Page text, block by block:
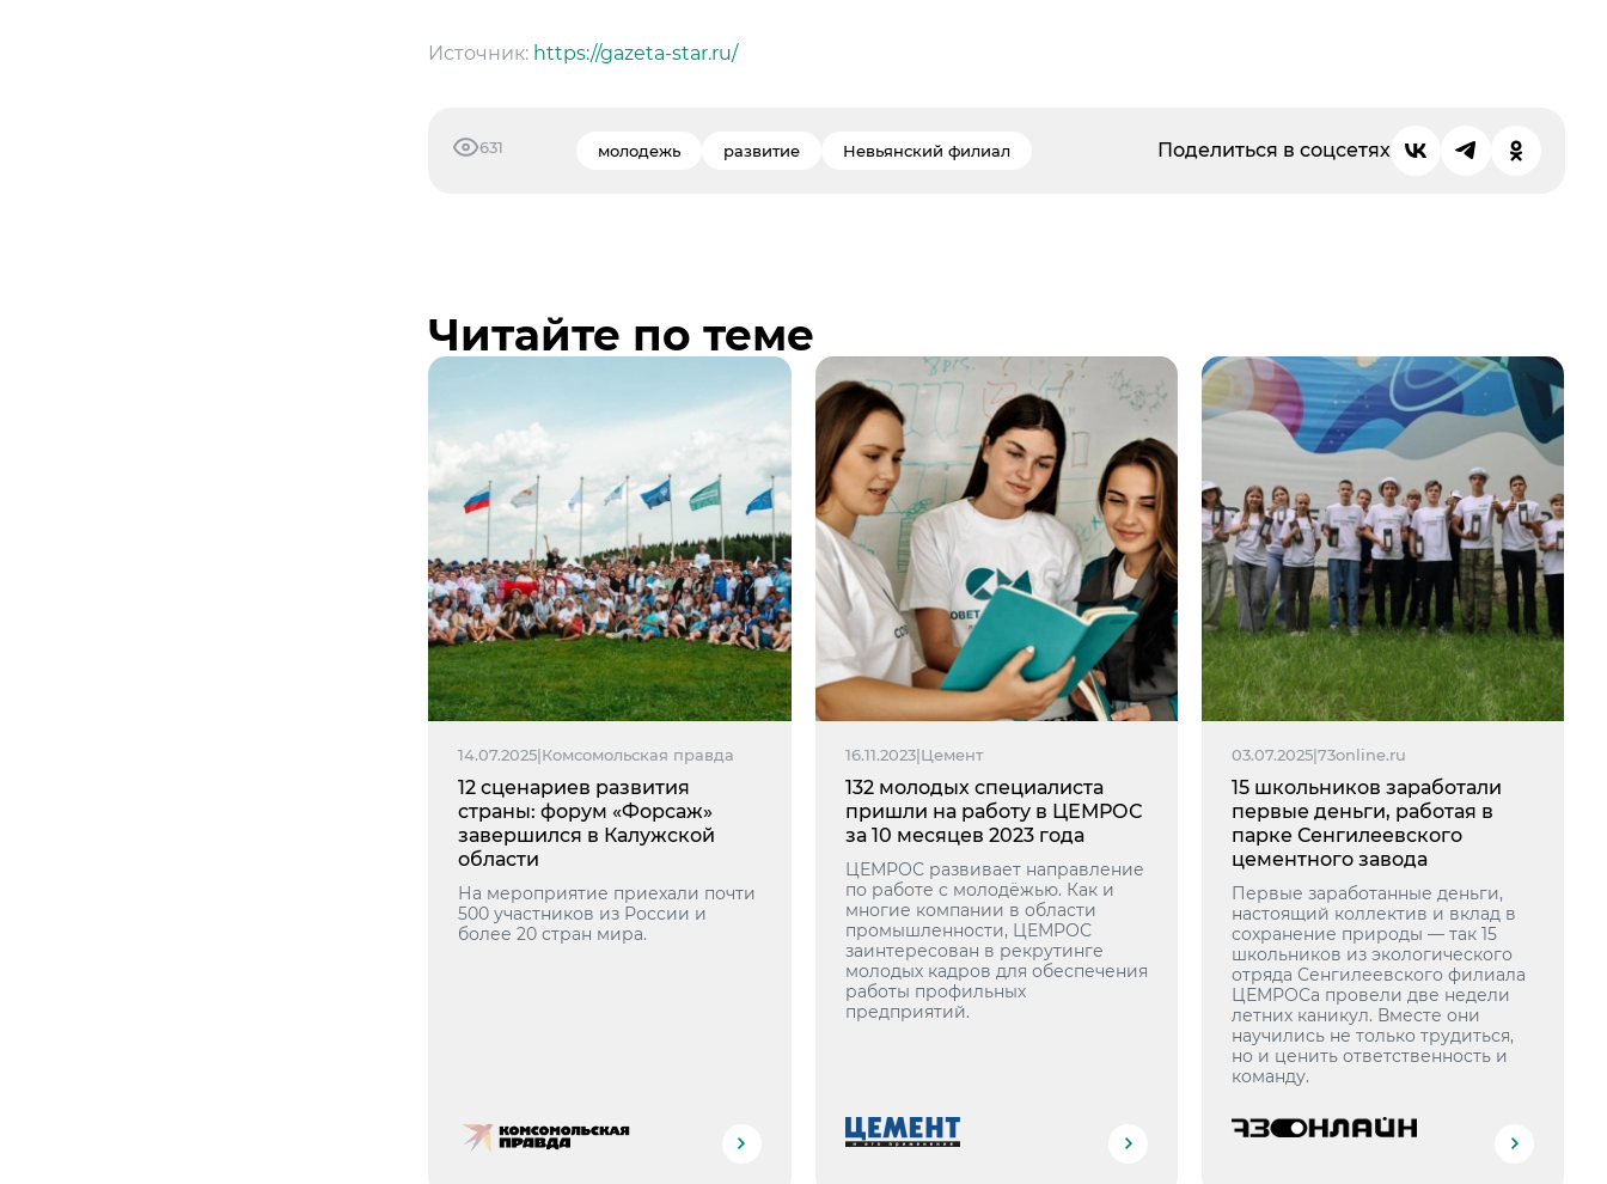
Источник: https://gazeta-star.ru/
631 молодежь развитие Невьянский филиал Поделиться в соцсетях
Читайте по теме
14.07.2025|Комсомольская правда
12 сценариев развития
страны: форум «Форсаж»
завершился в Калужской
области
На мероприятие приехали почти
500 участников из России и
более 20 стран мира.
16.11.2023|Цемент
132 молодых специалиста
пришли на работу в ЦЕМРОС
за 10 месяцев 2023 года
ЦЕМРОС развивает направление
по работе с молодёжью. Как и
многие компании в области
промышленности, ЦЕМРОС
заинтересован в рекрутинге
молодых кадров для обеспечения
работы профильных
предприятий.
03.07.2025|73online.ru
15 школьников заработали
первые деньги, работая в
парке Сенгилеевского
цементного завода
Первые заработанные деньги,
настоящий коллектив и вклад в
сохранение природы — так 15
школьников из экологического
отряда Сенгилеевского филиала
ЦЕМРОСа провели две недели
летних каникул. Вместе они
научились не только трудиться,
но и ценить ответственность и
команду.